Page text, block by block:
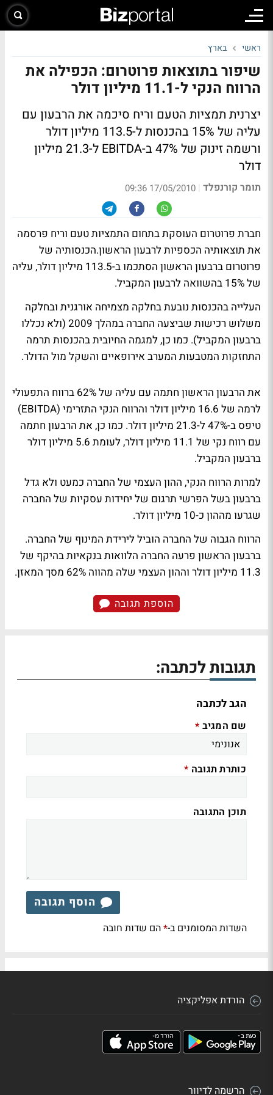
ראשי בארץ
שיפור בתוצאות פרוטרום: הכפילה את
הרווח הנקי ל-11.1 מיליון דולר
יצרנית תמציות הטעם וריח סיכמה את הרבעון עם
עליה של 15% בהכנסות ל-113.5 מיליון דולר
ורשמה זינוק של 47% ב-EBITDA ל-21.3 מיליון
דולר
תומר קורנפלד |
17/05/2010 09:36
חברת פרוטרום העוסקת בתחום התמציות טעם וריח פרסמה
את תוצאותיה הכספיות לרבעון הראשון.הכנסותיה של
פרוטרום ברבעון הראשון הסתכמו ב-113.5 מיליון דולר, עליה
של 15% בהשוואה לרבעון המקביל.
העלייה בהכנסות נובעת בחלקה מצמיחה אורגנית ובחלקה
משלוש רכישות שביצעה החברה במהלך 2009 (ולא נכללו
ברבעון המקביל). כמו כן, למגמה החיובית בהכנסות תרמה
התחזקות המטבעות המערב אירופאיים והשקל מול הדולר.
את הרבעון הראשון חתמה עם עליה של 62% ברווח התפעולי
לרמה של 16.6 מיליון דולר והרווח הנקי התזרימי (EBITDA)
טיפס ב-47% ל-21.3 מיליון דולר. כמו כן, את הרבעון חתמה
עם רווח נקי של 11.1 מיליון דולר, לעומת 5.6 מיליון דולר
ברבעון המקביל.
למרות הרווח הנקי, ההון העצמי של החברה כמעט ולא גדל
ברבעון בשל הפרשי תרגום של יחידות עסקיות של החברה
שגרעו מההון כ-10 מיליון דולר.
הרווח הגבוה של החברה הוביל לירידת המינוף של החברה.
ברבעון הראשון פרעה החברה הלוואות בנקאיות בהיקף של
11.3 מיליון דולר וההון העצמי שלה מהווה 62% מסך המאזן.
הוספת תגובה
תגובות לכתבה:
הגב לכתבה
שם המגיב *
כותרת תגובה *
תוכן התגובה
הוסף תגובה
השדות המסומנים ב-*הם שדות חובה
הורדת אפליקציה
הרשמה לדיוור